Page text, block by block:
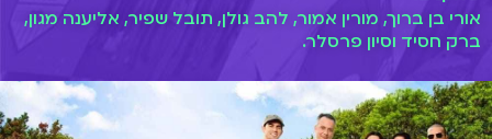
אורי בן ברוך, מורין אמור, להב גולן, תובל שפיר, אליענה מגון,
ברק חסיד וסיון פרסלר.